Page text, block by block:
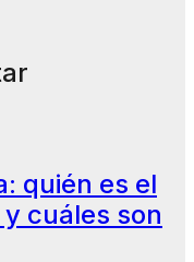
quién es el
cuáles son